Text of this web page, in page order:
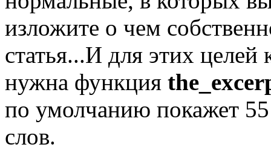
изложите о чем
статья...И для этих целей
нужна функция
по умолчанию покажет
слов.